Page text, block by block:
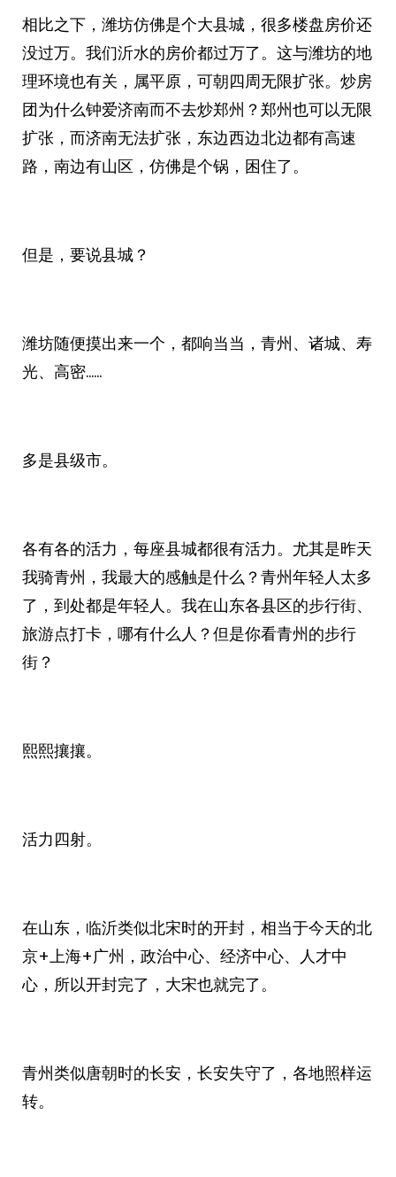
相比之下，潍坊仿佛是个大县城，很多楼盘房价还
没过万。我们沂水的房价都过万了。这与潍坊的地
理环境也有关，属平原，可朝四周无限扩张。炒房
团为什么钟爱济南而不去炒郑州？郑州也可以无限
扩张，而济南无法扩张，东边西边北边都有高速
路，南边有山区，仿佛是个锅，困住了。
但是，要说县城？
潍坊随便摸出来一个，都响当当，青州、诸城、寿
光、高密……
多是县级市。
各有各的活力，每座县城都很有活力。尤其是昨天
我骑青州，我最大的感触是什么？青州年轻人太多
了，到处都是年轻人。我在山东各县区的步行街、
旅游点打卡，哪有什么人？但是你看青州的步行
街？
熙熙攘攘。
活力四射。
在山东，临沂类似北宋时的开封，相当于今天的北
京+上海+广州，政治中心、经济中心、人才中
心，所以开封完了，大宋也就完了。
青州类似唐朝时的长安，长安失守了，各地照样运
转。